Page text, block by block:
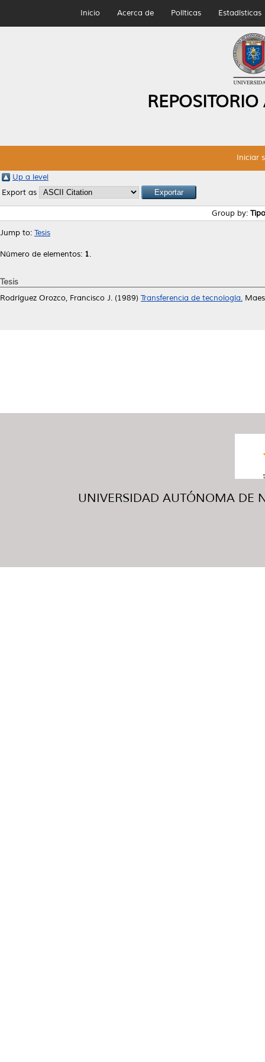
Inicio Acerca de Políticas Estadísticas
Iniciar
Up a level
Export as
Group by:
Jump to: Tesis
Número de elementos: 1.
Tesis
Rodríguez Orozco, Francisco J. (1989) Transferencia de tecnología.
UNIVERSIDAD AUTÓNOMA DE